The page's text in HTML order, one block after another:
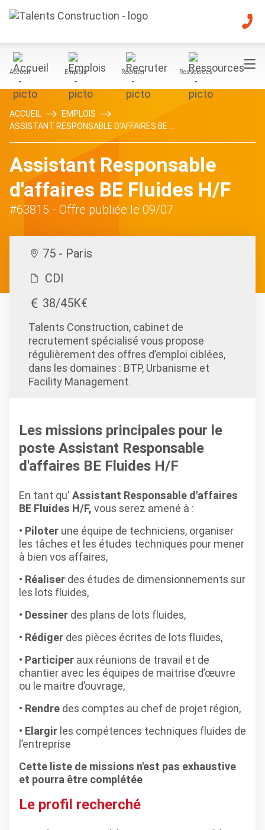
Accueil Emplois Recruter Ressources
ACCUEIL
EMPLOIS
ASSISTANT RESPONSABLE D'AFFAIRES BE ...
Assistant Responsable
d'affaires BE Fluides H/F
#63815 - Offre publiée le 09/07
75 - Paris
CDI
38/45K€
Talents Construction, cabinet de
recrutement spécialisé vous propose
régulièrement des offres d’emploi ciblées,
dans les domaines : BTP, Urbanisme et
Facility Management.
Les missions principales pour le
poste Assistant Responsable
d'affaires BE Fluides H/F
En tant qu' Assistant Responsable d'affaires
BE Fluides H/F, vous serez amené à :
• Piloter une équipe de techniciens, organiser
les tâches et les études techniques pour mener
à bien vos affaires,
• Réaliser des études de dimensionnements sur
les lots fluides,
• Dessiner des plans de lots fluides,
• Rédiger des pièces écrites de lots fluides,
• Participer aux réunions de travail et de
chantier avec les équipes de maitrise d’œuvre
ou le maitre d’ouvrage,
• Rendre des comptes au chef de projet région,
• Elargir les compétences techniques fluides de
l’entreprise
Cette liste de missions n'est pas exhaustive
et pourra être complétée
Le profil recherché